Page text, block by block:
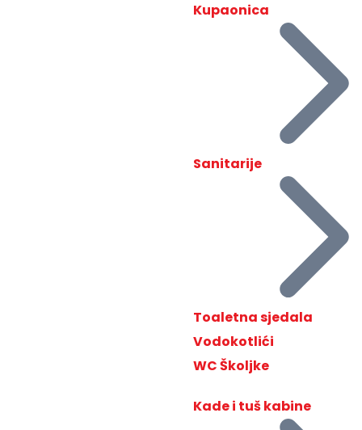
Kupaonica
Sanitarije
Toaletna sjedala
Vodokotlići
WC Školjke
Kade i tuš kabine